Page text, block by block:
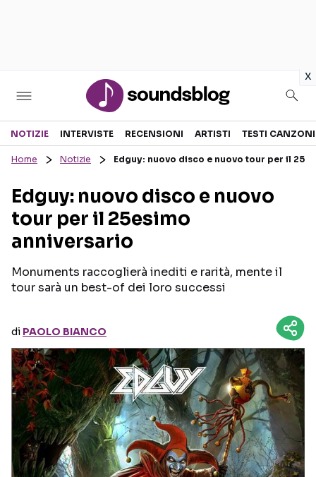
x
Sezioni
RECENSIONI MUSICALI
INTERVISTE
GOSSIP E CURIOSITÀ
TESTI CANZONI
TOUR ED EVENTI
Seguici sui social
NOTIZIE INTERVISTE RECENSIONI ARTISTI TESTI CANZONI
Home Notizie Edguy: nuovo disco e nuovo tour per il
Edguy: nuovo disco e nuovo
tour per il 25esimo
anniversario
Monuments raccoglierà inediti e rarità, mente il
tour sarà un best-of dei loro successi
di PAOLO BIANCO